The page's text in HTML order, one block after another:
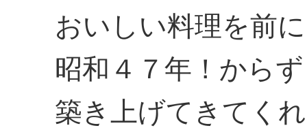
おいしい料理を前
昭和４７年！から
築き上げてきてく